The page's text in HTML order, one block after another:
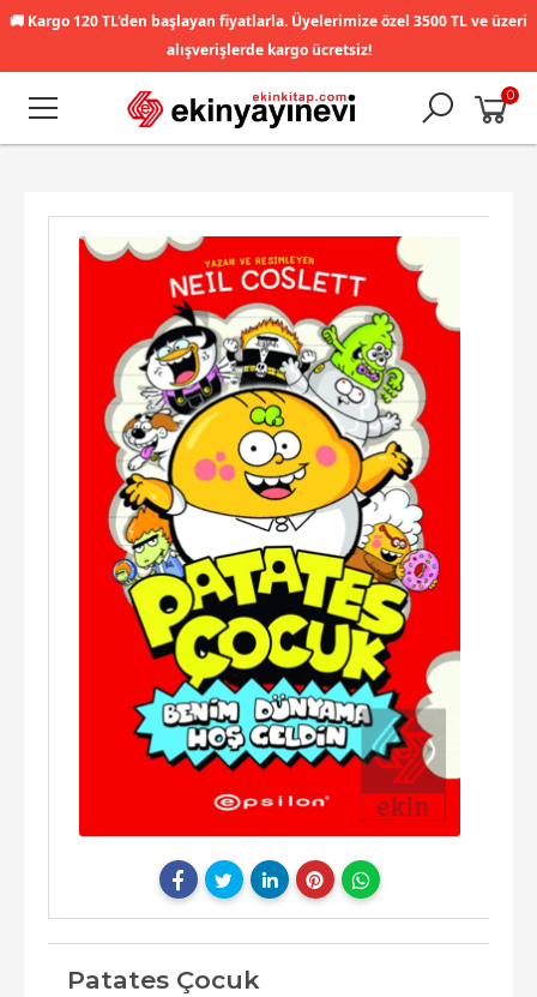
🚚 Kargo 120 TL'den başlayan fiyatlarla. Üyelerimize özel 3500 TL ve üzeri
alışverişlerde kargo ücretsiz!
0
Patates Çocuk